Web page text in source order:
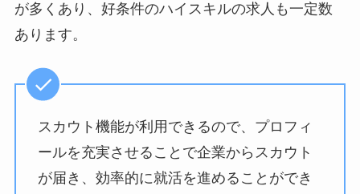
が多くあり、好条件のハイスキルの求人も一定数
あります。
スカウト機能が利用できるので、プロフィ
ールを充実させることで企業からスカウト
が届き、効率的に就活を進めることができ